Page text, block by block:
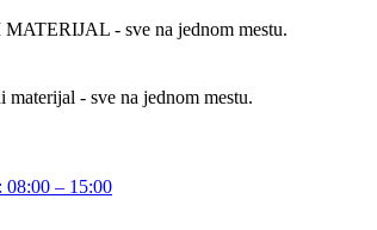
- sve na jednom mestu.
materijal - sve na jednom mestu.
08:00 – 15:00